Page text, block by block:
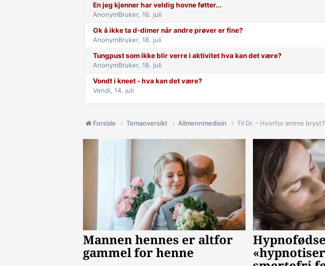
En jeg kjenner har veldig hovne føtter...
AnonymBruker, 16. juli
Ok å ikke ta d-dimer når andre prøver er fine?
AnonymBruker, 18. juli
Tungpust som ikke blir verre i aktivitet hva kan det være?
AnonymBruker, 18. juli
Vondt i kneet - hva kan det være?
Vendi, 14. juli
Forside Temaoversikt Allmennmedisin Til Dr. - Hvorfor ømme bryst?